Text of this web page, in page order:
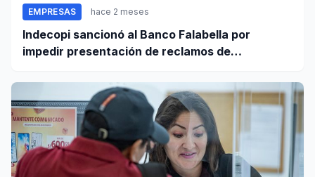
EMPRESAS hace 2 meses
Indecopi sancionó al Banco Falabella por
impedir presentación de reclamos de